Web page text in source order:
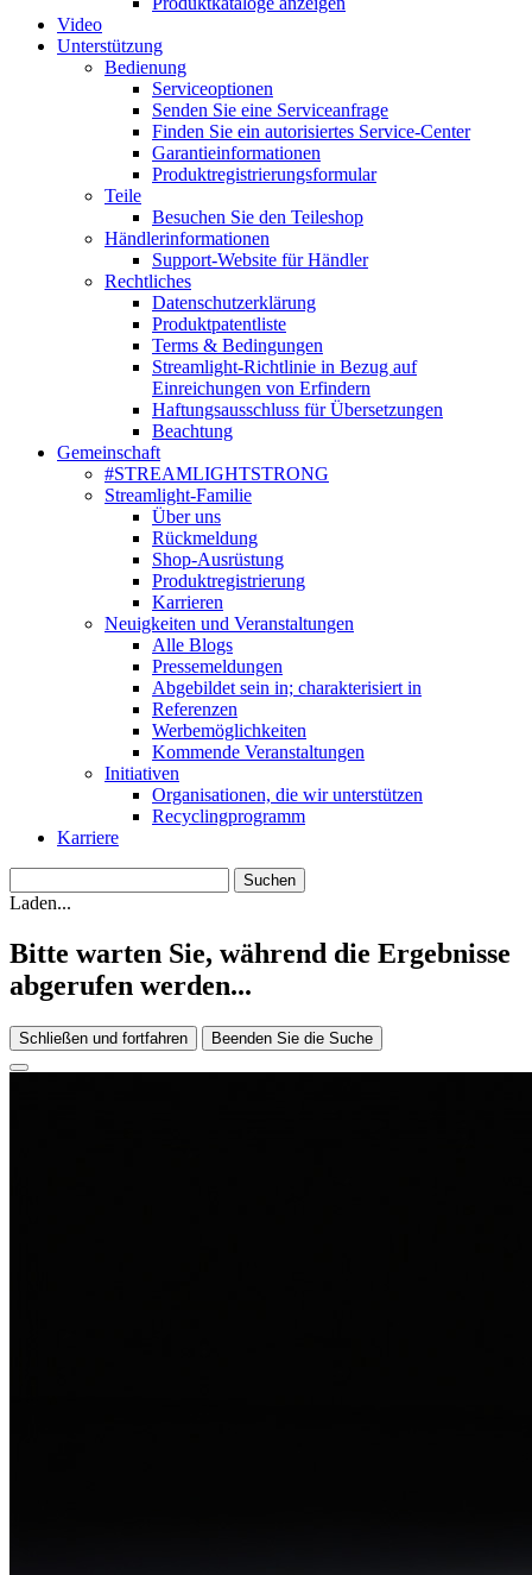
Video
Unterstützung
Bedienung
Serviceoptionen
Senden Sie eine Serviceanfrage
Finden Sie ein autorisiertes Service-Center
Garantieinformationen
Produktregistrierungsformular
Teile
Besuchen Sie den Teileshop
Händlerinformationen
Support-Website für Händler
Rechtliches
Datenschutzerklärung
Produktpatentliste
Terms & Bedingungen
Streamlight-Richtlinie in Bezug auf
Einreichungen von Erfindern
Haftungsausschluss für Übersetzungen
Beachtung
Gemeinschaft
#STREAMLIGHTSTRONG
Streamlight-Familie
Über uns
Rückmeldung
Shop-Ausrüstung
Produktregistrierung
Karrieren
Neuigkeiten und Veranstaltungen
Alle Blogs
Pressemeldungen
Abgebildet sein in; charakterisiert in
Referenzen
Werbemöglichkeiten
Kommende Veranstaltungen
Initiativen
Organisationen, die wir unterstützen
Recyclingprogramm
Karriere
Laden...
Bitte warten Sie, während die Ergebnisse
abgerufen werden...
Schließen und fortfahren Beenden Sie die Suche